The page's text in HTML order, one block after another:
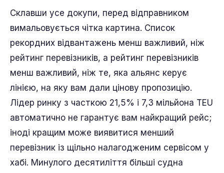
плавають найбільші судна.
Що означає ця шкала, коли ви
бронюєте у нас
Склавши усе докупи, перед відправником
вимальовується чітка картина. Список
рекордних відвантажень менш важливий, ніж